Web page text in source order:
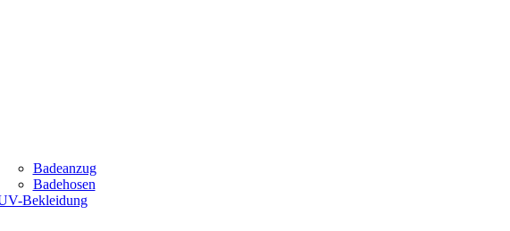
Badeanzug
Badehosen
Bekleidung